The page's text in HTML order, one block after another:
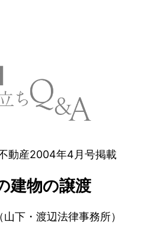
動産2004年4月号掲載
建物の譲渡
下・渡辺法律事務所）